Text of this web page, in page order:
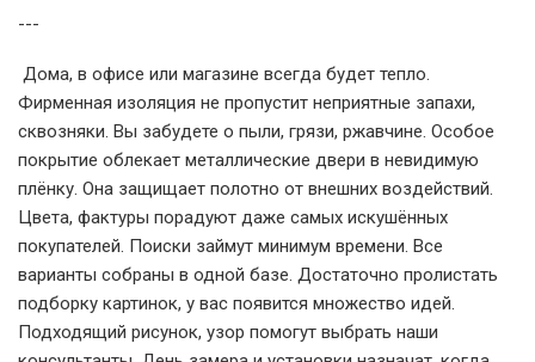
---
Дома, в офисе или магазине всегда будет тепло.
Фирменная изоляция не пропустит неприятные запахи,
сквозняки. Вы забудете о пыли, грязи, ржавчине. Особое
покрытие облекает металлические двери в невидимую
плёнку. Она защищает полотно от внешних воздействий.
Цвета, фактуры порадуют даже самых искушённых
покупателей. Поиски займут минимум времени. Все
варианты собраны в одной базе. Достаточно пролистать
подборку картинок, у вас появится множество идей.
Подходящий рисунок, узор помогут выбрать наши